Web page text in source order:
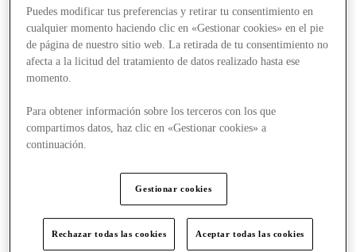
Servicios
¿Qué pasa?
Comer y beber
Tarjetas regalo
Guía de destinos
Más
Puedes modificar tus preferencias y retirar tu consentimiento en
cualquier momento haciendo clic en «Gestionar cookies» en el pie
de página de nuestro sitio web. La retirada de tu consentimiento no
afecta a la licitud del tratamiento de datos realizado hasta ese
momento.
Para obtener información sobre los terceros con los que
compartimos datos, haz clic en «Gestionar cookies» a
continuación.
Gestionar cookies
Rechazar todas las cookies Aceptar todas las cookies